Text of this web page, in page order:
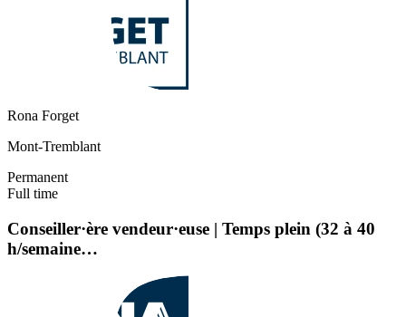
Rona Forget
Mont-Tremblant
Permanent
Full time
Conseiller·ère vendeur·euse | Temps plein (32 à 40
h/semaine…